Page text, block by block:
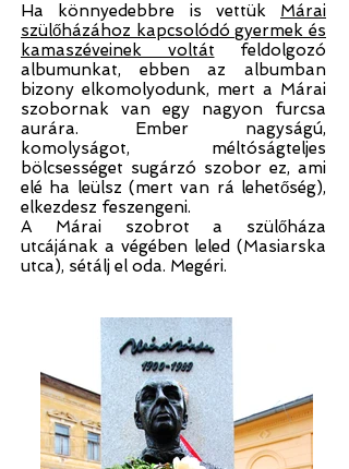
Ha könnyedebbre is vettük
Márai
szülőházához kapcsolódó gyermek és
kamaszéveinek voltát feldolgozó
albumunkat, ebben az albumban
bizony elkomolyodunk, mert a Márai
szobornak van egy nagyon furcsa
aurára. Ember nagyságú,
komolyságot, méltóságteljes
bölcsességet sugárzó szobor ez, ami
elé ha leülsz (mert van rá lehetőség),
elkezdesz feszengeni.
A Márai szobrot a szülőháza
utcájának a végében leled (Masiarska
utca), sétálj el oda. Megéri.